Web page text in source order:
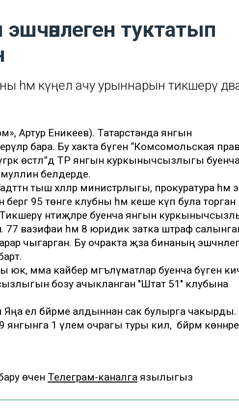
туктатып
һәм күңел ачу урыннарын тикшерү
Артур Еникеев). Татарстанда янгын
бара. Бу хакта бүген “Комсомольская
өстәл”дә ТР янгын куркынычсызлыгы буенча
белдерде.
тыш хәлләр министрлыгы, прокуратура һәм
бергә 95 төнге клубны һәм кеше күп була торган
нәтиҗәләре буенча янгын
вазифаи һәм 8 юридик затка штраф
чыгарган. Бу очракта җәза бинаның
юк, әмма кайбер мәгълүматлар буенча бүген
бозу ачыкланган "Штат 51" клубына
ел бәйрәме алдыннан сак булырга чакырды.
1 үлем очрагы туры килә, ә бәйрәм
өчен Телеграм-каналга язылыгыз